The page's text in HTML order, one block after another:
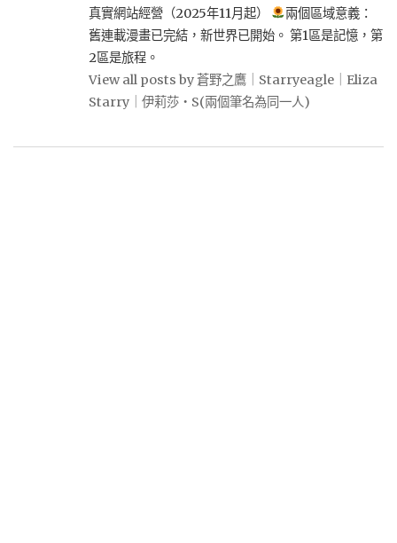
真實網站經營（2025年11月起）
兩個區域意義：
舊連載漫畫已完結，新世界已開始。 第1區是記憶，第
2區是旅程。
View all posts by 蒼野之鷹｜Starryeagle｜Eliza
Starry｜伊莉莎・S(兩個筆名為同一人)